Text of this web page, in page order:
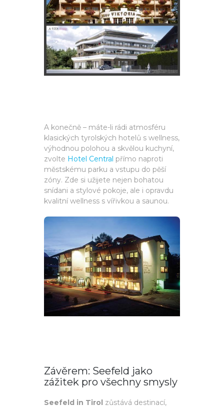
A konečně – máte-li rádi atmosféru
klasických tyrolských hotelů s wellness,
výhodnou polohou a skvělou kuchyní,
zvolte Hotel Central přímo naproti
městskému parku a vstupu do pěší
zóny. Zde si užijete nejen bohatou
snídani a stylové pokoje, ale i opravdu
kvalitní wellness s vířivkou a saunou.
Závěrem: Seefeld jako
zážitek pro všechny smysly
Seefeld in Tirol zůstává destinací,